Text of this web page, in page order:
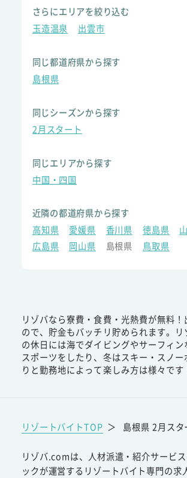
さらにエリアを絞り込む
玉造温泉
出雲市
同じ都道府県から探す
島根県
同じシーズンから探す
2月スタート
同じエリアから探す
中国・四国
近隣の都道府県から探す
高知県
愛媛県 香川県 徳島県
広島県
岡山県 島根県 鳥取県
リゾバなら寮費・食費・光熱費が無料
ので、貯金もバッチリ貯められます。リ
の休日には海でダイビングやサーフィン
スポーツをしたり、冬はスキー・スノー
りと勤務地によって楽しみ方は様々です
リゾートバイトTOP ＞ 島根県 2月スタ
リゾバ.comは、人材派遣・紹介サービ
ックが運営するリゾートバイト専門の求